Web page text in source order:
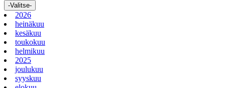
-Valitse-
2026
heinäkuu
kesäkuu
toukokuu
helmikuu
2025
joulukuu
syyskuu